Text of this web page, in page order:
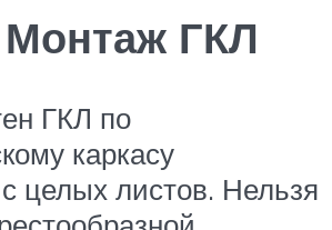
ГКЛ
ГКЛ по
каркасу
целых листов. Нельзя